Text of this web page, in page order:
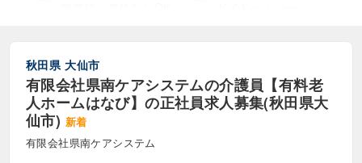
介護事務
介護福祉士 介護福祉士実務者研修
介護職員初任者研修
秋田県 大仙市
有限会社県南ケアシステムの介護員【有料老
人ホームはなび】の正社員求人募集(秋田県大
仙市) 新着
有限会社県南ケアシステム